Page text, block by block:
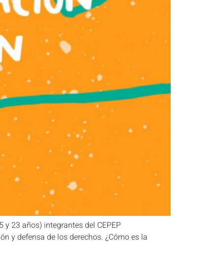
23 años) integrantes del CEPEP
y defensa de los derechos. ¿Cómo es la